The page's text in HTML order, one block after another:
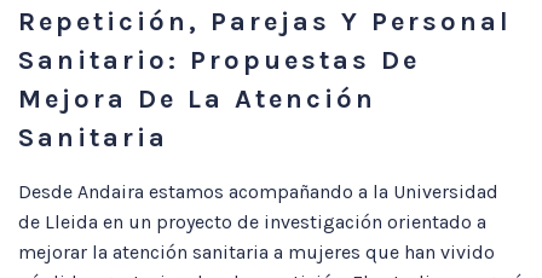
Repetición, Parejas Y Personal
Sanitario: Propuestas De
Mejora De La Atención
Sanitaria
Desde Andaira estamos acompañando a la Universidad
de Lleida en un proyecto de investigación orientado a
mejorar la atención sanitaria a mujeres que han vivido